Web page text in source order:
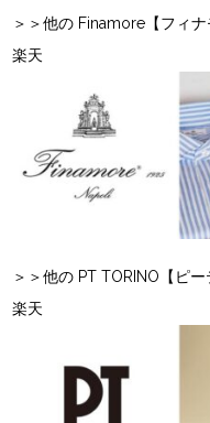
＞＞他の Finamore【フィ
楽天
＞＞他の PT TORINO【ピ
楽天